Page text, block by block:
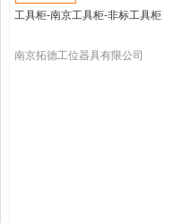
工具柜-南京工具柜-非标工具柜
南京拓德工位器具有限公司